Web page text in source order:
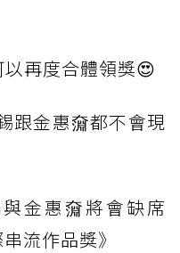
再度合體領獎😍
跟金惠奫都不會現
金惠奫將會缺席
流作品獎》